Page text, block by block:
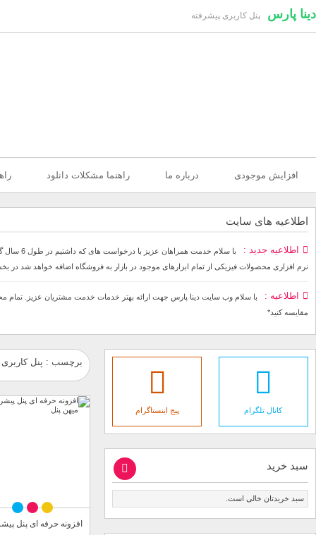
دینا پارس پنل کاربری پیشرفته
افزایش موجودی درباره ما راهنما مشکلات دانلود
اطلاعیه های سایت
اطلاعیه جدید
با
نرم افزاری محصولات فیزیکی از تمام ابزارهای موجود در بازار به فروشگاه اضافه خواهد شد در
اطلاعیه
مقایسه کنید*
برچسب : پنل کاربری
افزونه حرفه ای پنل
کانال تلگرام پیج اینستاگرام
سبد خرید
سبد خریدتان خالی است.